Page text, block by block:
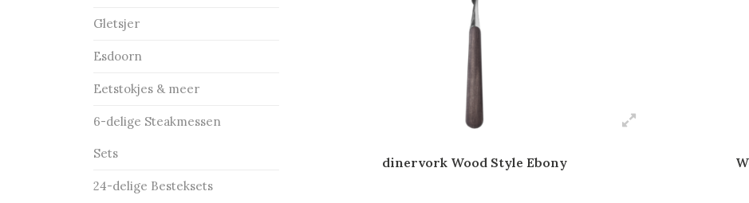
Gletsjer
Esdoorn
Eetstokjes & meer
6-delige Steakmessen
Sets
24-delige Besteksets
dinervork Wood Style Ebony